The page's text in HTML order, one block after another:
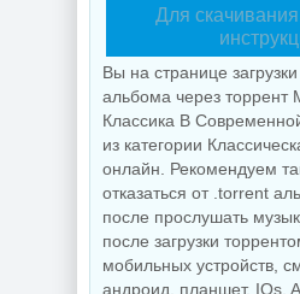
Для
Вы на странице
альбома через торрент
Классика В
из категории
онлайн. Рекомендуем
отказаться от .torrent
после прослушать
после загрузки
мобильных устройств,
андроид, планшет, IOs,